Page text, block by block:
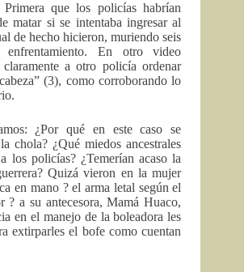
que los policías habrían
matar si se intentaba ingresar al
de hecho hicieron, muriendo seis
enfrentamiento. En otro video
claramente a otro policía ordenar
(3), como corroborando lo
¿Por qué en este caso se
chola? ¿Qué miedos ancestrales
los policías? ¿Temerían acaso la
Quizá vieron en la mujer
en mano ? el arma letal según el
? a su antecesora, Mamá Huaco,
en el manejo de la boleadora les
extirparles el bofe como cuentan